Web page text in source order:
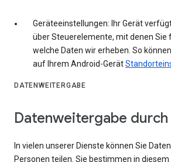
Geräteeinstellungen: Ihr Gerät
über Steuerelemente, mit denen Sie
welche Daten wir erheben. So
auf Ihrem Android-Gerät
DATENWEITERGABE
Datenweitergabe durch
In vielen unserer Dienste können Sie
Personen teilen. Sie bestimmen in diesem